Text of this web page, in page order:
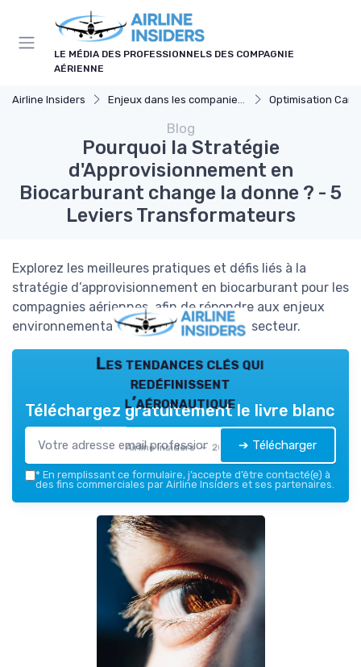
LE MÉDIA DES PROFESSIONNELS DES COMPAGNIE
AÉRIENNE
Airline Insiders Enjeux dans les companies d'aviation Optimisation
Blog
Pourquoi la Stratégie
d'Approvisionnement en
Biocarburant change la donne ? - 5
Leviers Transformateurs
Explorez les meilleures pratiques et défis liés à la
stratégie d’approvisionnement en biocarburant pour les
compagnies aériennes, afin de répondre aux enjeux
environnementaux et économiques du secteur.
Les tendances clés qui
redéfinissent
l’aéronautique
Airline Insiders — 2026
Téléchargez gratuitement le livre blanc
➔ Télécharger
* En remplissant ce formulaire, j’accepte d’être contacté(e) à
des fins commerciales par Airline Insiders et ses partenaires.
Panneau de gestion des cookies